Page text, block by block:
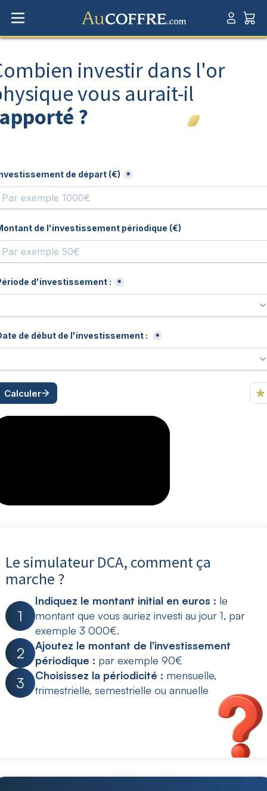
investir dans l'or
vous aurait-il
?
Le simulateur DCA, comment ça
marche ?
1
Indiquez le montant initial en euros : le
montant que vous auriez investi au jour 1, par
exemple 3 000€.
2
Ajoutez le montant de l'investissement
périodique : par exemple 90€
3 Choisissez la périodicité : mensuelle,
trimestrielle, semestrielle ou annuelle